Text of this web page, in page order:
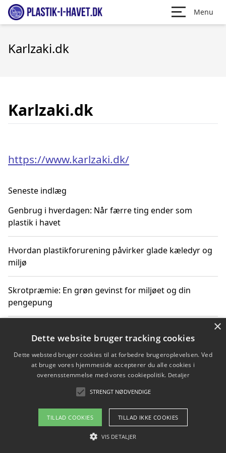
Menu
Karlzaki.dk
Karlzaki.dk
https://www.karlzaki.dk/
Seneste indlæg
Genbrug i hverdagen: Når færre ting ender som
plastik i havet
Hvordan plastikforurening påvirker glade kæledyr og
miljø
Skrotpræmie: En grøn gevinst for miljøet og din
pengepung
Hvordan blåfade med rist kan hjælpe med at reducere
plastik i havet
Spil kasinospil på et troværdigt online casino: Din
guide til sikker og sjov underholdning
Copyright 2026 - Pilanto Aps
Om / kontakt
×
Dette website bruger tracking cookies
Dette websted bruger cookies til at forbedre brugeroplevelsen. Ved
at bruge vores hjemmeside accepterer du alle cookies i
overensstemmelse med vores cookiepolitik. Detaljer
STRENGT NØDVENDIGE
TILLAD COOKIES TILLAD IKKE COOKIES
VIS DETALJER